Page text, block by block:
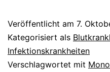
Veröffentlicht am 7.
Kategorisiert als
Infektionskrankheiten
Verschlagwortet mit